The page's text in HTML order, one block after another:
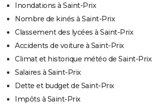
Inondations à Saint-Prix
Nombre de kinés à Saint-Prix
Classement des lycées à Saint-Prix
Accidents de voiture à Saint-Prix
Climat et historique météo de Saint-Prix
Salaires à Saint-Prix
Dette et budget de Saint-Prix
Impôts à Saint-Prix